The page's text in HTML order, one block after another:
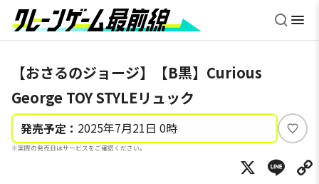
【おさるのジョージ】【B黒】Curious
George TOY STYLEリュック
発売予定： 2025年7月21日 0時
※実際の発売日はサービスをご確認ください。
い
ね
X